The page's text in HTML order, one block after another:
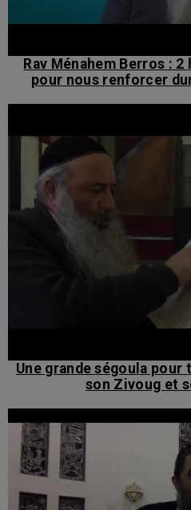
Rav Ménahem Berros :
pour nous renforcer
Une grande ségoula
son Zivoug et